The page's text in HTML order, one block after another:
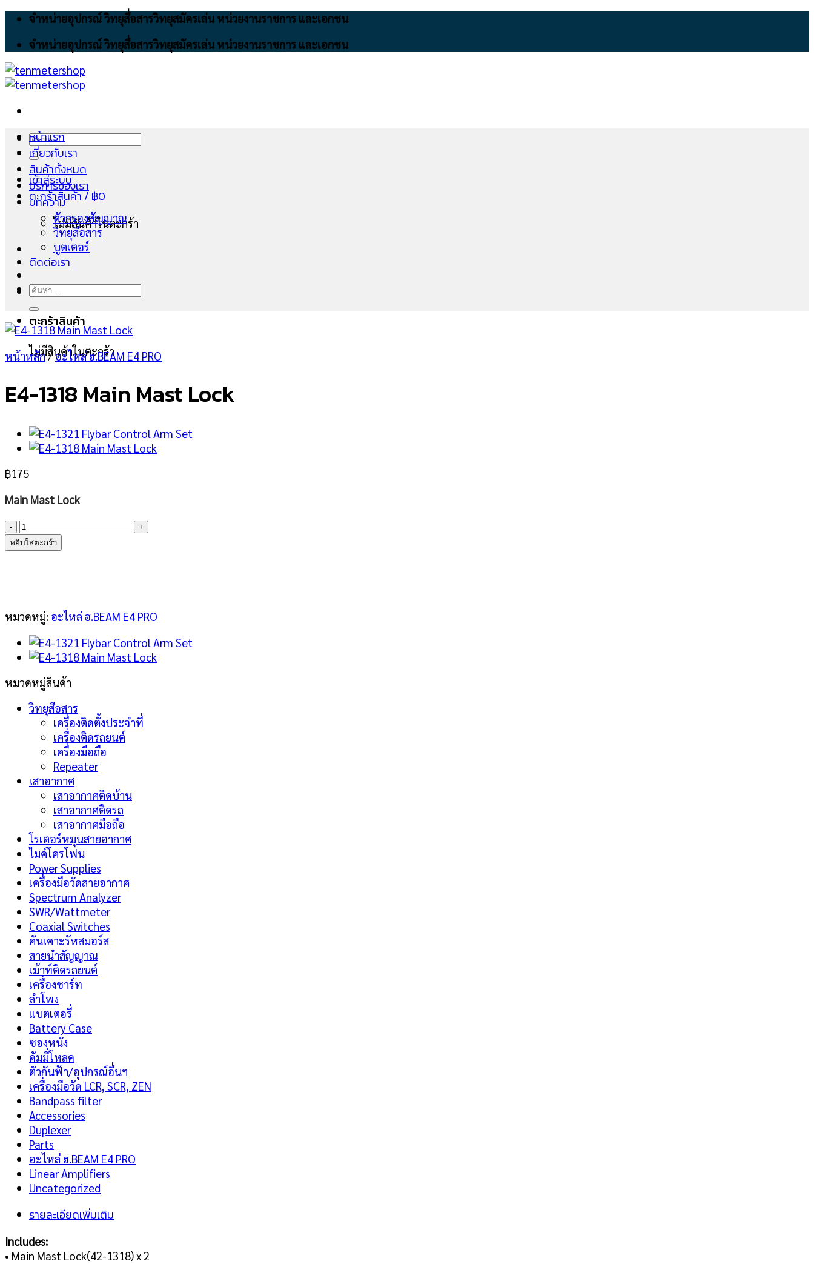
Skip
content
จำหน่ายอุปกรณ์ วิทยุสื่อสารวิทยุสมัครเล่น หน่วยงานราชการ และเอกชน
จำหน่ายอุปกรณ์ วิทยุสื่อสารวิทยุสมัครเล่น หน่วยงานราชการ และเอกชน
ค้นหา:
เข้าสู่ระบบ
ตะกร้าสินค้า /฿0
ไม่มีสินค้าในตะกร้า
ตะกร้าสินค้า
ไม่มีสินค้าในตะกร้า
หน้าแรก
เกี่ยวกับเรา
สินค้าทั้งหมด
บริการของเรา
บทความ
ตัวกรองสัญญาณ
วิทยุสื่อสาร
บูตเตอร์
ติดต่อเรา
ค้นหา:
หน้าหลัก/อะไหล่ ฮ.BEAM E4 PRO
E4-1318 Main Mast Lock
฿175
Main Mast Lock
จำนวน
E4-
1318
ชิ้น
หยิบใส่ตะกร้า
หมวดหมู่: อะไหล่ ฮ.BEAM E4 PRO
หมวดหมู่สินค้า
วิทยุสือสาร
เครื่องติดตั้งประจำที่
เครื่องติดรถยนต์
เครื่องมือถือ
Repeater
เสาอากาศ
เสาอากาศติดบ้าน
เสาอากาศติดรถ
เสาอากาศมือถือ
โรเตอร์หมุนสายอากาศ
ไมค์โครโฟน
Power Supplies
เครื่องมือวัดสายอากาศ
Spectrum Analyzer
SWR/Wattmeter
Coaxial Switches
คันเคาะรัหสมอร์ส
สายนำสัญญาณ
เม้าท์ติดรถยนต์
เครื่องชาร์ท
ลำโพง
แบตเตอรี่
Battery Case
ซองหนัง
ดัมมี่โหลด
ตัวกันฟ้า/อุปกรณ์อื่นฯ
เครื่องมือวัด LCR, SCR, ZEN
Bandpass filter
Accessories
Duplexer
Parts
อะไหล่ ฮ.BEAM E4 PRO
Linear Amplifiers
Uncategorized
รายละเอียดเพิ่มเติม
Includes:
• Main Mast Lock(42-1318) x 2